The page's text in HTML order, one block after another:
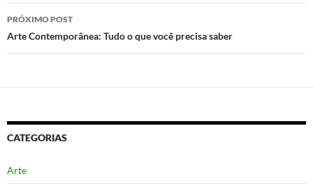
posts
PRÓXIMO POST
Arte Contemporânea: Tudo o que você precisa saber
CATEGORIAS
Arte